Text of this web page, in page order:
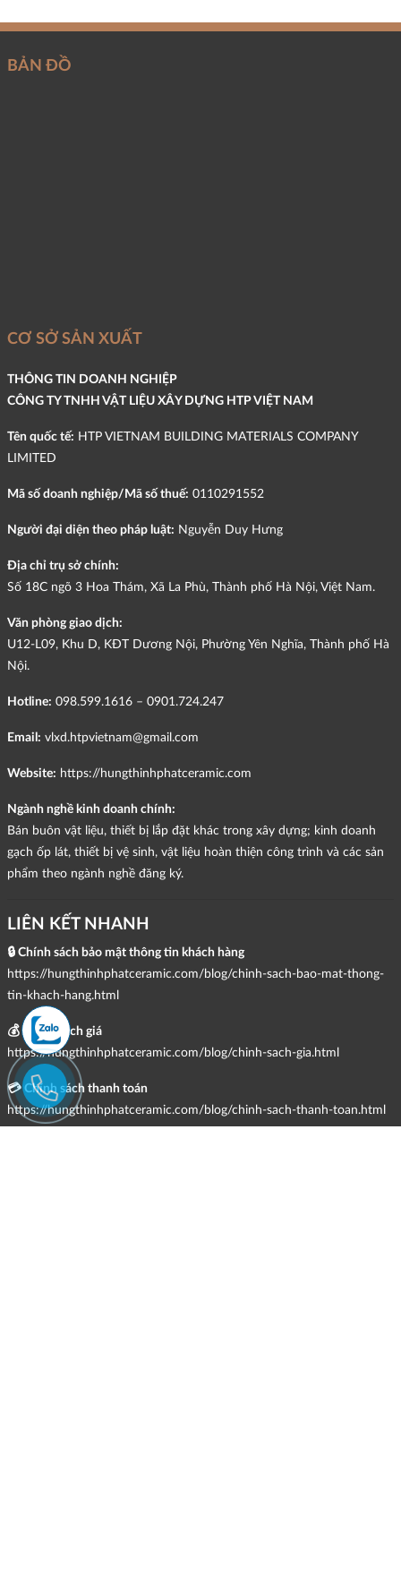
BẢN ĐỒ
CƠ SỞ SẢN XUẤT
THÔNG TIN DOANH NGHIỆP
CÔNG TY TNHH VẬT LIỆU XÂY DỰNG HTP VIỆT NAM
Tên quốc tế: HTP VIETNAM BUILDING MATERIALS COMPANY
LIMITED
Mã số doanh nghiệp/Mã số thuế: 0110291552
Người đại diện theo pháp luật: Nguyễn Duy Hưng
Địa chỉ trụ sở chính:
Số 18C ngõ 3 Hoa Thám, Xã La Phù, Thành phố Hà Nội, Việt Nam.
Văn phòng giao dịch:
U12-L09, Khu D, KĐT Dương Nội, Phường Yên Nghĩa, Thành phố Hà
Nội.
Hotline: 098.599.1616 – 0901.724.247
Email: vlxd.htpvietnam@gmail.com
Website: https://hungthinhphatceramic.com
Ngành nghề kinh doanh chính:
Bán buôn vật liệu, thiết bị lắp đặt khác trong xây dựng; kinh doanh
gạch ốp lát, thiết bị vệ sinh, vật liệu hoàn thiện công trình và các sản
phẩm theo ngành nghề đăng ký.
LIÊN KẾT NHANH
🔒 Chính sách bảo mật thông tin khách hàng
https://hungthinhphatceramic.com/blog/chinh-sach-bao-mat-thong-
tin-khach-hang.html
💰 Chính sách giá
https://hungthinhphatceramic.com/blog/chinh-sach-gia.html
💳 Chính sách thanh toán
https://hungthinhphatceramic.com/blog/chinh-sach-thanh-toan.html